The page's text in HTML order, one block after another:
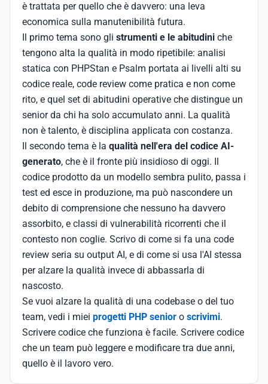
è trattata per quello che è davvero: una leva
economica sulla manutenibilità futura.
Il primo tema sono gli strumenti e le abitudini che
tengono alta la qualità in modo ripetibile: analisi
statica con PHPStan e Psalm portata ai livelli alti su
codice reale, code review come pratica e non come
rito, e quel set di abitudini operative che distingue un
senior da chi ha solo accumulato anni. La qualità
non è talento, è disciplina applicata con costanza.
Il secondo tema è la qualità nell'era del codice AI-
generato, che è il fronte più insidioso di oggi. Il
codice prodotto da un modello sembra pulito, passa i
test ed esce in produzione, ma può nascondere un
debito di comprensione che nessuno ha davvero
assorbito, e classi di vulnerabilità ricorrenti che il
contesto non coglie. Scrivo di come si fa una code
review seria su output AI, e di come si usa l'AI stessa
per alzare la qualità invece di abbassarla di
nascosto.
Se vuoi alzare la qualità di una codebase o del tuo
team, vedi i miei progetti PHP senior o scrivimi.
Scrivere codice che funziona è facile. Scrivere codice
che un team può leggere e modificare tra due anni,
quello è il lavoro vero.